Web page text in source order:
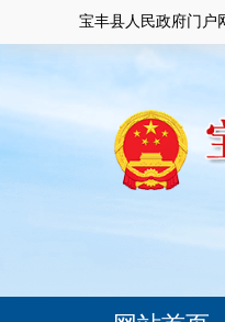
宝丰县人民政府门户